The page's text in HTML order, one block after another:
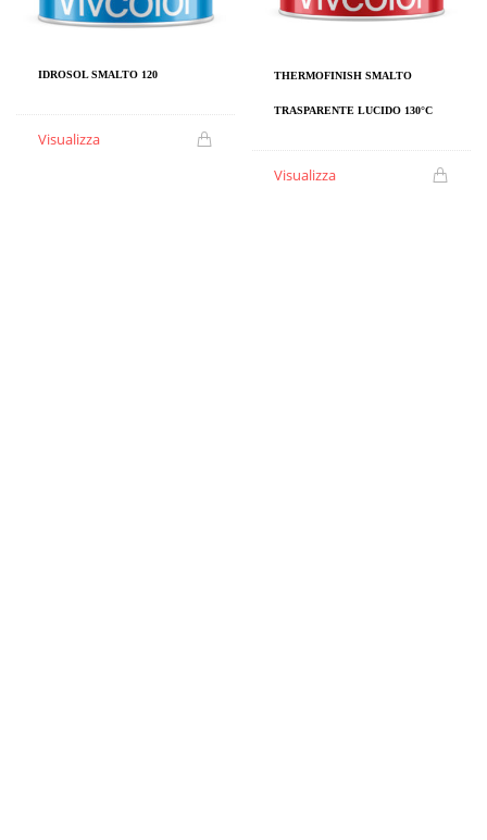
IDROSOL SMALTO 120
Visualizza
THERMOFINISH SMALTO
TRASPARENTE LUCIDO 130°C
Visualizza